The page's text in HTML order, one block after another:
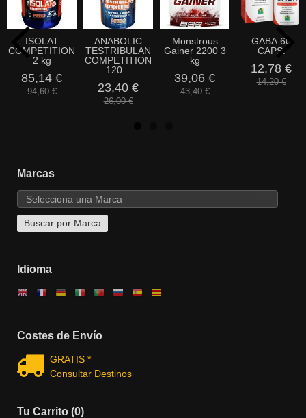
Marcas
Idioma
Costes de Envío
GRATIS *
Consultar Destinos
Tu Carrito (0)
ISOLAT
COMPETITION
2 kg
85,14 €
94,60 €
ANABOLIC
TESTRIBULAN
COMPETITION
120...
23,40 €
26,00 €
Monstrous
Gainer 2200 3
kg
39,06 €
43,40 €
GABA 60
CAPS.
12,78 €
14,20 €